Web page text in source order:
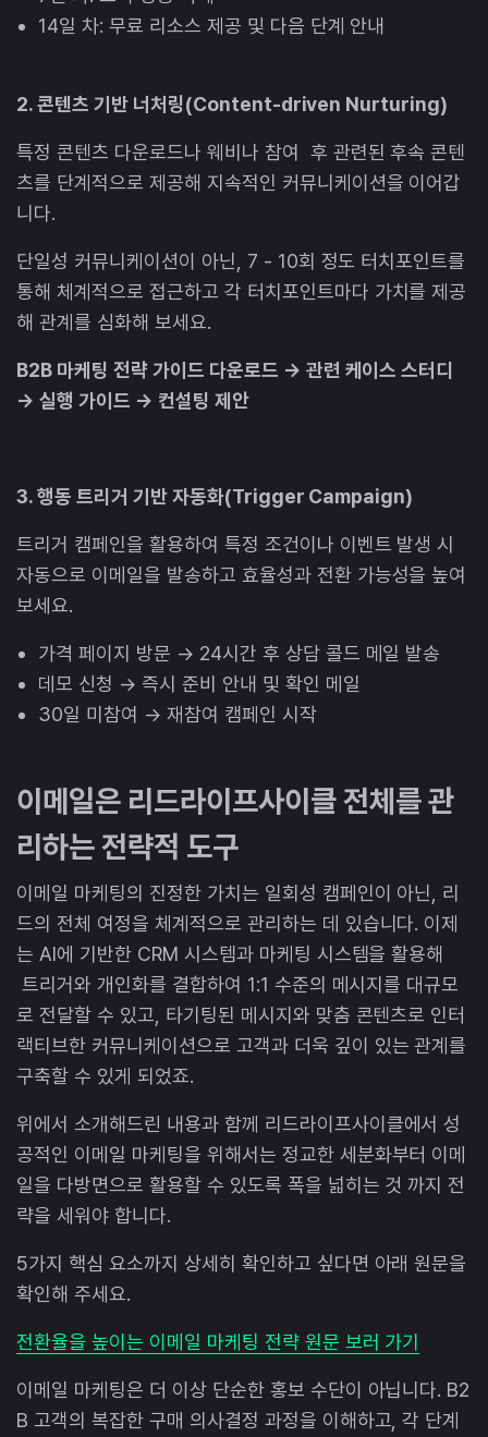
14일 차: 무료 리소스 제공 및 다음 단계 안내
2. 콘텐츠 기반 너처링(Content-driven Nurturing)
특정 콘텐츠 다운로드나 웨비나 참여 후 관련된 후속 콘텐
츠를 단계적으로 제공해 지속적인 커뮤니케이션을 이어갑
니다.
단일성 커뮤니케이션이 아닌, 7 - 10회 정도 터치포인트를
통해 체계적으로 접근하고 각 터치포인트마다 가치를 제공
해 관계를 심화해 보세요.
B2B 마케팅 전략 가이드 다운로드 → 관련 케이스 스터디
→ 실행 가이드 → 컨설팅 제안
3. 행동 트리거 기반 자동화(Trigger Campaign)
트리거 캠페인을 활용하여 특정 조건이나 이벤트 발생 시
자동으로 이메일을 발송하고 효율성과 전환 가능성을 높여
보세요.
가격 페이지 방문 → 24시간 후 상담 콜드 메일 발송
데모 신청 → 즉시 준비 안내 및 확인 메일
30일 미참여 → 재참여 캠페인 시작
이메일은 리드라이프사이클 전체를 관
리하는 전략적 도구
이메일 마케팅의 진정한 가치는 일회성 캠페인이 아닌, 리
드의 전체 여정을 체계적으로 관리하는 데 있습니다. 이제
는 AI에 기반한 CRM 시스템과 마케팅 시스템을 활용해
트리거와 개인화를 결합하여 1:1 수준의 메시지를 대규모
로 전달할 수 있고, 타기팅된 메시지와 맞춤 콘텐츠로 인터
랙티브한 커뮤니케이션으로 고객과 더욱 깊이 있는 관계를
구축할 수 있게 되었죠.
위에서 소개해드린 내용과 함께 리드라이프사이클에서 성
공적인 이메일 마케팅을 위해서는 정교한 세분화부터 이메
일을 다방면으로 활용할 수 있도록 폭을 넓히는 것 까지 전
략을 세워야 합니다.
5가지 핵심 요소까지 상세히 확인하고 싶다면 아래 원문을
확인해 주세요.
전환율을 높이는 이메일 마케팅 전략 원문 보러 가기
이메일 마케팅은 더 이상 단순한 홍보 수단이 아닙니다. B2
B 고객의 복잡한 구매 의사결정 과정을 이해하고, 각 단계